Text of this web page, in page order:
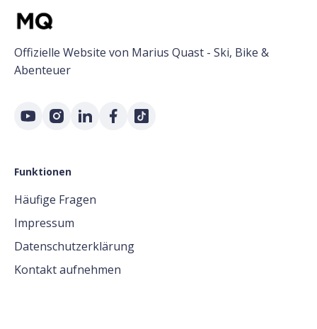
Offizielle Website von Marius Quast - Ski, Bike &
Abenteuer
Funktionen
Häufige Fragen
Impressum
Datenschutzerklärung
Kontakt aufnehmen